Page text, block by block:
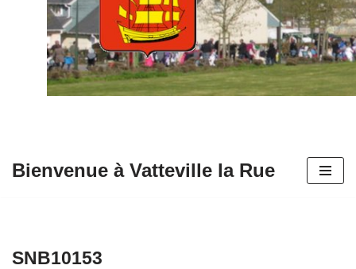
Bienvenue à Vatteville la Rue
SNB10153